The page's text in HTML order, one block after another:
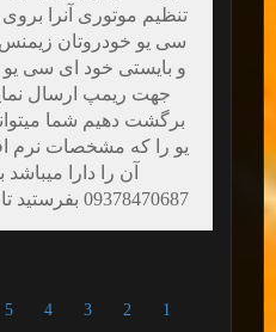
تنظیم موتوری آنرا
و بایستی خود ای سی
جهت ریمپ ارسال
برگشت دهیم شما
یو را که مشخصات نرم
آن را دارا
09378470687 بفرستید تا با شما هماهنگی گردد.
1
2
3
4
5